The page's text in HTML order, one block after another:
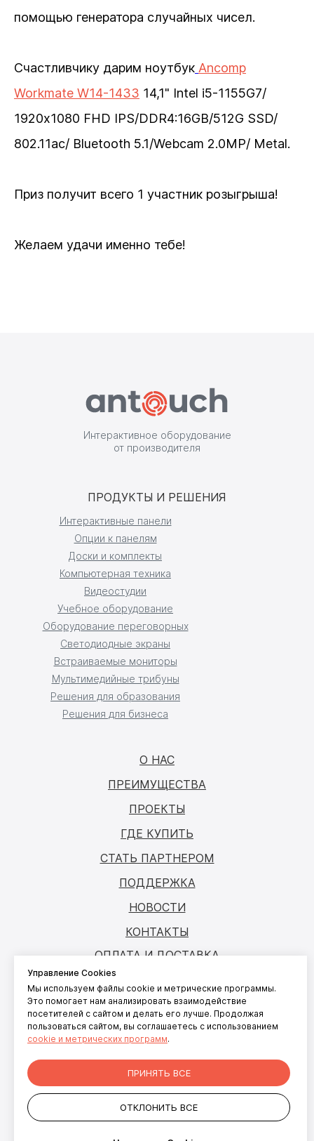
помощью генератора случайных чисел.
Счастливчику дарим ноутбук Ancomp
Workmate W14-1433 14,1" Intel i5-1155G7/
1920х1080 FHD IPS/DDR4:16GB/512G SSD/
802.11aс/ Bluetooth 5.1/Webcam 2.0MP/ Metal.
Приз получит всего 1 участник розыгрыша!
Желаем удачи именно тебе!
Интерактивное оборудование
от производителя
ПРОДУКТЫ И РЕШЕНИЯ
О НАС
© ANTOUCH, 2026. Все права защищены
Согласие на обработку персональных
данных
персональных данных пользователей
сайта
ПРЕИМУЩЕСТВА
ПРОЕКТЫ
ГДЕ КУПИТЬ
СТАТЬ ПАРТНЕРОМ
ПОДДЕРЖКА
+7 499 281-91-81
НОВОСТИ
КОНТАКТЫ
ОПЛАТА И ДОСТАВКА
Интерактивные панели
Доски и комплекты
Оборудование переговорных
Учебное оборудование
Светодиодные экраны
Встраиваемые мониторы
Мультимедийные трибуны
Решения для образования
Решения для бизнеса
Опции к панелям
Компьютерная техника
Видеостудии
Управление Cookies
Мы используем файлы cookie и метрические программы.
Это помогает нам анализировать взаимодействие
посетителей с сайтом и делать его лучше. Продолжая
пользоваться сайтом, вы соглашаетесь с использованием
cookie и метрических программ.
ПРИНЯТЬ ВСЕ
ОТКЛОНИТЬ ВСЕ